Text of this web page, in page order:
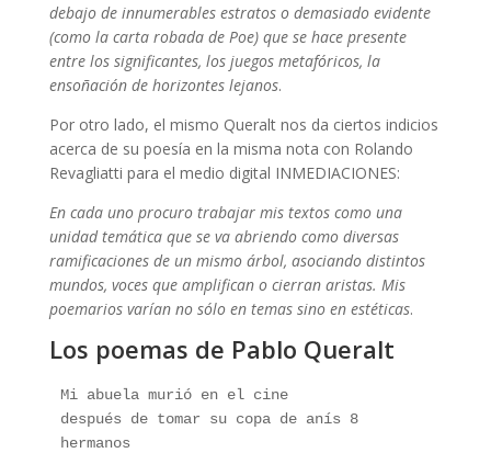
debajo de innumerables estratos o demasiado evidente
(como la carta robada de Poe) que se hace presente
entre los significantes, los juegos metafóricos, la
ensoñación de horizontes lejanos.
Por otro lado, el mismo Queralt nos da ciertos indicios
acerca de su poesía en la misma nota con Rolando
Revagliatti para el medio digital INMEDIACIONES:
En cada uno procuro trabajar mis textos como una
unidad temática que se va abriendo como diversas
ramificaciones de un mismo árbol, asociando distintos
mundos, voces que amplifican o cierran aristas. Mis
poemarios varían no sólo en temas sino en estéticas.
Los poemas de Pablo Queralt
Mi abuela murió en el cine
después de tomar su copa de anís 8
hermanos